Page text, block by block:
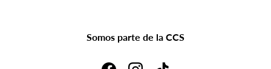
Somos parte de la CCS